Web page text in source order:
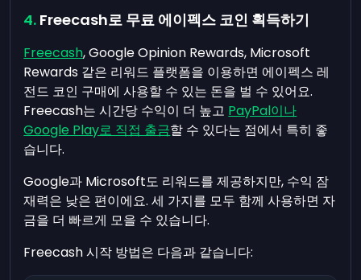
Freecash로 무료 에이펙스 코인 획득하기
Freecash, Google Opinion Rewards, Microsoft
Rewards 같은 리워드 플랫폼을 이용하면 에이펙스 레
전드 코인 구매에 사용할 수 있는 돈을 벌 수 있어요.
Freecash는 시간당 수익이 더 높고 PayPal이나
Google Play로 직접 출금할 수 있다는 점에서 특히 좋
습니다.
Google과 Microsoft도 리워드를 제공하지만, 수익 잠
재력은 낮은 편이에요. 세 가지를 모두 함께 사용하면 자
금을 더 빠르게 모을 수 있습니다.
Freecash 시작 방법은 다음과 같습니다: